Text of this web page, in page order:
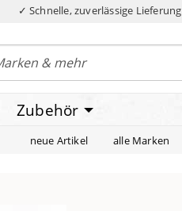
✓ Schnelle, zuverlässige Lieferung
Zubehör
neue Artikel alle Marken